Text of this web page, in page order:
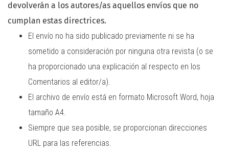
devolverán a los autores/as aquellos envíos que no
cumplan estas directrices.
El envío no ha sido publicado previamente ni se ha
sometido a consideración por ninguna otra revista (o se
ha proporcionado una explicación al respecto en los
Comentarios al editor/a).
El archivo de envío está en formato Microsoft Word, hoja
tamaño A4.
Siempre que sea posible, se proporcionan direcciones
URL para las referencias.